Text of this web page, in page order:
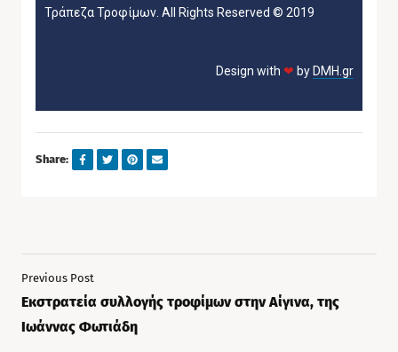
Τράπεζα Τροφίμων. All Rights Reserved © 2019
Design with ❤ by DMH.gr
Share:
Previous Post
Εκστρατεία συλλογής τροφίμων στην Αίγινα, της
Ιωάννας Φωτιάδη